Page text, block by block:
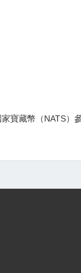
寶藏幣（NATS）